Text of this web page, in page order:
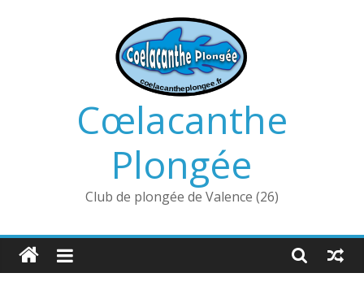
Cœlacanthe
Plongée
Club de plongée de Valence (26)